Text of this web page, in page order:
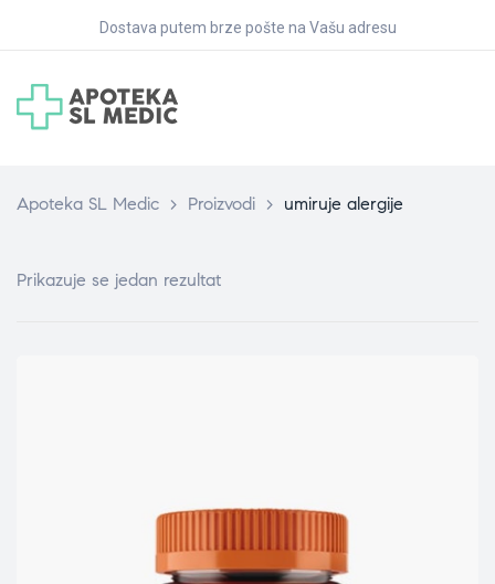
Dostava putem brze pošte na Vašu adresu
Apoteka SL Medic > Proizvodi > umiruje alergije
Prikazuje se jedan rezultat